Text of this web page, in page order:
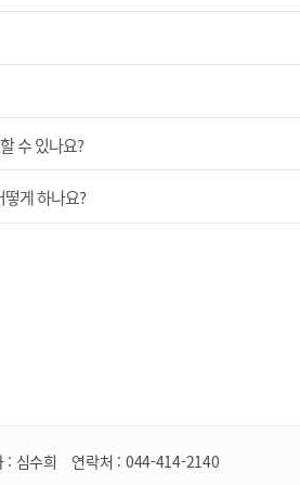
수 있나요?
게 하나요?
: 심수희 연락처 : 044-414-2140